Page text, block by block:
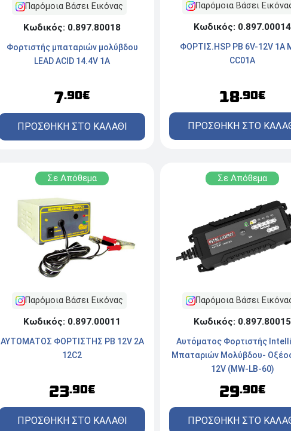
Παρόμοια Βάσει Εικόνας
Κωδικός: 0.897.80018
Φορτιστής μπαταριών μολύβδου
LEAD ACID 14.4V 1A
7.90€
ΠΡΟΣΘΗΚΗ ΣΤΟ ΚΑΛΑΘΙ
Παρόμοια Βάσει
Κωδικός: 0.897.00014
ΦΟΡΤΙΣ.ΗSΡ PB 6V-12V 1A
CC01A
18.90€
ΠΡΟΣΘΗΚΗ ΣΤΟ
Σε Απόθεμα
Παρόμοια Βάσει Εικόνας
Κωδικός: 0.897.00011
ΑΥΤΟΜΑΤΟΣ ΦΟΡΤΙΣΤΗΣ PB 12V 2A
12C2
23.90€
ΠΡΟΣΘΗΚΗ ΣΤΟ ΚΑΛΑΘΙ
Σε Απόθεμα
Παρόμοια Βάσει
Κωδικός: 0.897.80015
Αυτόματος Φορτιστής
Μπαταριών Μολύβδου-
12V (MW-LB-60)
29.90€
ΠΡΟΣΘΗΚΗ ΣΤΟ